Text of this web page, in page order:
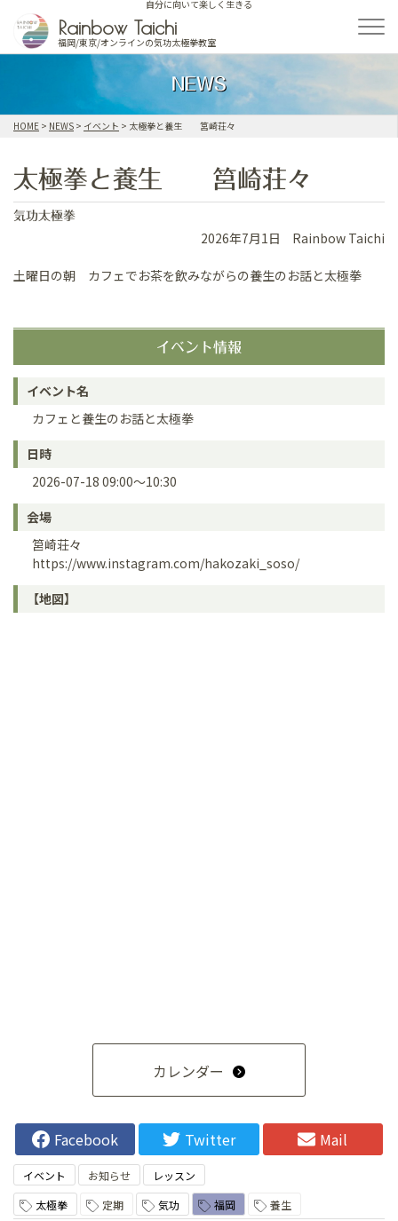
content
自分に向いて楽しく生きる
Rainbow Taichi
福岡/東京/オンラインの気功太極拳教室
NEWS
HOME > NEWS > イベント > 太極拳と養生 筥崎荘々
太極拳と養生 筥崎荘々
気功太極拳
2026年7月1日 Rainbow Taichi
土曜日の朝 カフェでお茶を飲みながらの養生のお話と太極拳
イベント情報
イベント名
カフェと養生のお話と太極拳
日時
2026-07-18 09:00～10:30
会場
筥崎荘々
https://www.instagram.com/hakozaki_soso/
【地図】
カレンダー
Facebook Twitter Mail
イベント お知らせ
レッスン
太極拳
定期 気功 福岡 養生